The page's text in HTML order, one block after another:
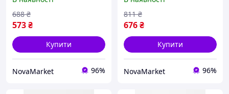
45, довжина устілки від
25,5 до 28 см, підошва 2
см,
573₴
688 ₴
Купити
NovaMarket 96%
устілки 26,5 см, підошва 2
см, висота голіни 5 см.
676₴
811 ₴
Купити
NovaMarket 96%